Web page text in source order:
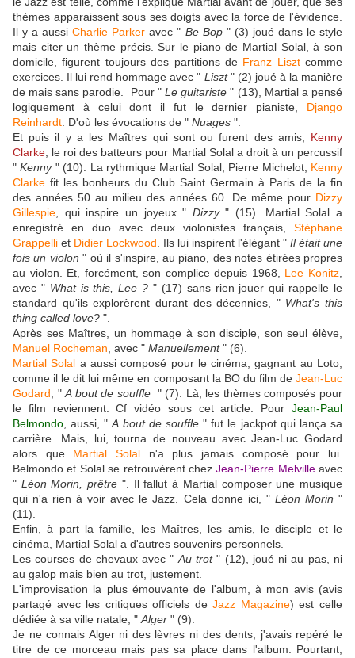
thèmes apparaissent sous ses doigts avec la force de l'évidence.
Il y a aussiCharlie Parker avec " Be Bop" (3) joué dans le style
mais citer un thème précis. Sur le piano de Martial Solal, à son
domicile, figurent toujours des partitions de Franz Lisztcomme
exercices. Il lui rend hommage avec " Liszt" (2) joué à la manière
de mais sans parodie. Pour "Le guitariste " (13), Martial a pensé
logiquement à celui dont il fut le dernier pianiste, Django
Reinhardt . D'où les évocations de " Nuages ".
Et puis il y a les Maîtres qui sont ou furent des amis, Kenny
Clarke , le roi des batteurs pour Martial Solal a droit à un percussif
"Kenny" (10). La rythmique Martial Solal, Pierre Michelot, Kenny
Clarke fit les bonheurs du Club Saint Germain à Paris de la fin
des années 50 au milieu des années 60. De même pour Dizzy
Gillespie , qui inspire un joyeux " Dizzy" (15). Martial Solal a
enregistré en duo avec deux violonistes français, Stéphane
Grappelli et Didier Lockwood . Ils lui inspirent l'élégant " Il était une
fois un violon " où il s'inspire, au piano, des notes étirées propres
au violon. Et, forcément, son complice depuis 1968, Lee Konitz
avec "What is this, Lee ? " (17) sans rien jouer qui rappelle le
standard qu'ils explorèrent durant des décennies, " What's this
thing called love? ".
Après ses Maîtres, un hommage à son disciple, son seul élève,
Manuel Rocheman , avec " Manuellement" (6).
Martial Solal a aussi composé pour le cinéma, gagnant au Loto,
comme il le dit lui même en composant la BO du film de Jean-Luc
Godard , "A bout de souffle" (7). Là, les thèmes composés pour
le film reviennent. Cf vidéo sous cet article. Pour Jean-Paul
Belmondo , aussi, "A bout de souffle" fut le jackpot qui lança sa
carrière. Mais, lui, tourna de nouveau avec Jean-Luc Godard
alors que Martial Solal n'a plus jamais composé pour lui.
Belmondo et Solal se retrouvèrent chezJean-Pierre Melvilleavec
" Léon Morin, prêtre ". Il fallut à Martial composer une musique
qui n'a rien à voir avec le Jazz. Cela donne ici, "Léon Morin "
(11).
Enfin, à part la famille, les Maîtres, les amis, le disciple et le
cinéma, Martial Solal a d'autres souvenirs personnels.
Les courses de chevaux avec " Au trot" (12), joué ni au pas, ni
au galop mais bien au trot, justement.
L'improvisation la plus émouvante de l'album, à mon avis (avis
partagé avec les critiques officiels deJazz Magazine) est celle
dédiée à sa ville natale, " Alger " (9).
Je ne connais Alger ni des lèvres ni des dents, j'avais repéré le
titre de ce morceau mais pas sa place dans l'album. Pourtant,